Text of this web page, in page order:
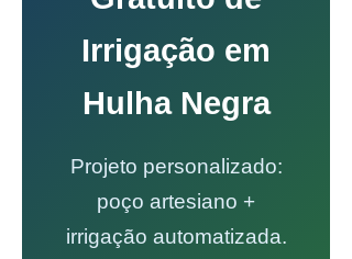
Irrigação em
Hulha Negra
Projeto personalizado:
poço artesiano +
irrigação automatizada.